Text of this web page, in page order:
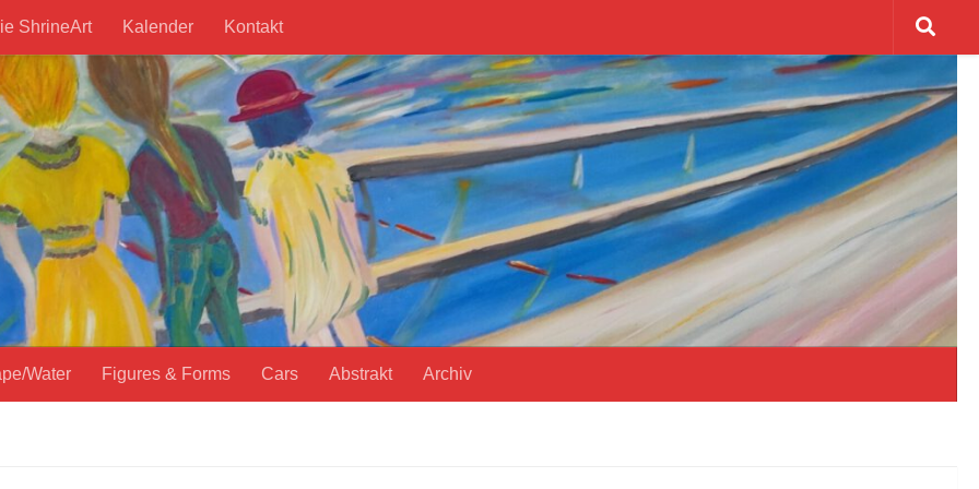
ShrineArt Kalender Kontakt
Water Figures & Forms Cars Abstrakt Archiv